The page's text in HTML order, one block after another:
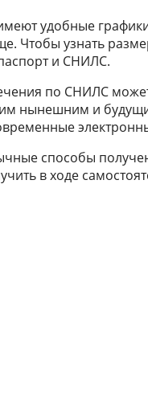
удобные
Чтобы узнать
и СНИЛС.
по СНИЛС
нынешним и
способы
в ходе